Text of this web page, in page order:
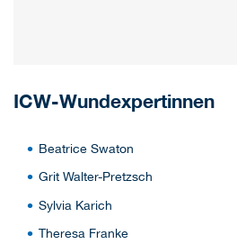
ICW-Wundexpertinnen
Beatrice Swaton
Grit Walter-Pretzsch
Sylvia Karich
Theresa Franke